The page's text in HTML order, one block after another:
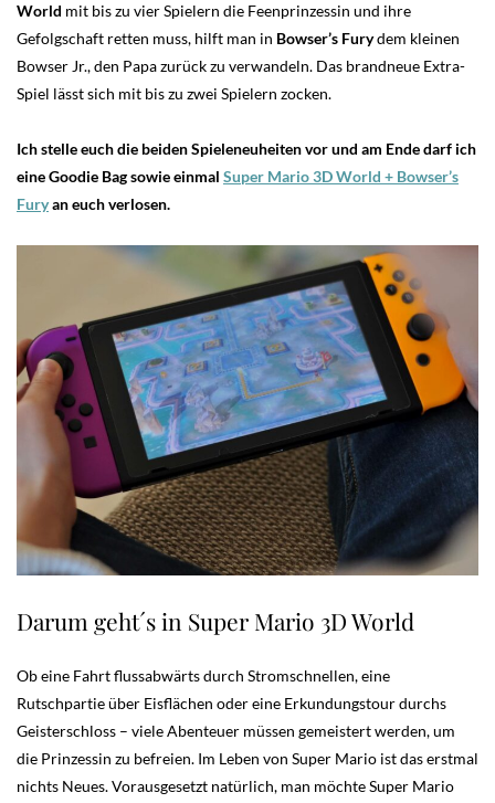
World mit bis zu vier Spielern die Feenprinzessin und ihre
Gefolgschaft retten muss, hilft man in Bowser’s Furydem kleinen
Bowser Jr., den Papa zurück zu verwandeln. Das brandneue Extra-
Spiel lässt sich mit bis zu zwei Spielern zocken.
Ich stelle euch die beiden Spieleneuheiten vor und am Ende darf ich
eine Goodie Bag sowie einmal Super Mario 3D World + Bowser’s
Furyan euch verlosen.
Darum geht´s in Super Mario 3D World
Ob eine Fahrt flussabwärts durch Stromschnellen, eine
Rutschpartie über Eisflächen oder eine Erkundungstour durchs
Geisterschloss – viele Abenteuer müssen gemeistert werden, um
die Prinzessin zu befreien. Im Leben von Super Mario ist das erstmal
nichts Neues. Vorausgesetzt natürlich, man möchte Super Mario